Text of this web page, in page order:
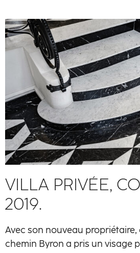
VILLA PRIVÉE,
2019.
Avec son nouveau propriétaire,
chemin Byron a pris un visage